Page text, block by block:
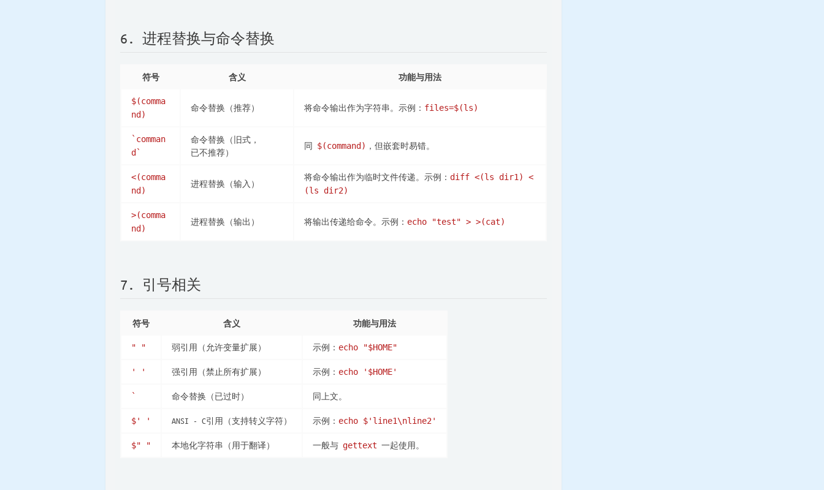
6. 进程替换与命令替换
符号 含义 功能与用法
$(comma
nd)
命令替换（推荐） 将命令输出作为字符串。示例： files=$(ls)
`comman
d`
命令替换（旧式，
已不推荐）
同 $(command) ，但嵌套时易错。
<(comma
nd)
进程替换（输入）
将命令输出作为临时文件传递。示例： diff <(ls dir1) <
(ls dir2)
>(comma
nd)
进程替换（输出） 将输出传递给命令。示例： echo "test" > >(cat)
7. 引号相关
符号 含义 功能与用法
" " 弱引用（允许变量扩展） 示例： echo "$HOME"
' ' 强引用（禁止所有扩展） 示例： echo '$HOME'
` 命令替换（已过时） 同上文。
$' ' ANSI - C引用（支持转义字符） 示例： echo $'line1\nline2'
$" " 本地化字符串（用于翻译） 一般与 gettext 一起使用。